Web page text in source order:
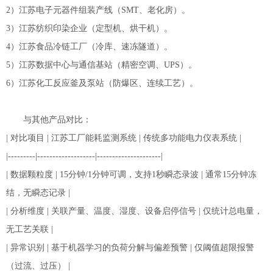
2）江苏电子元器件组装产线（SMT、老化房）。
3）江苏纺织印染企业（定型机、烘干机）。
4）江苏食品冷链工厂（冷库、速冻隧道）。
5）江苏数据中心与通信基站（精密空调、UPS）。
6）江苏化工反应釜及泵站（防爆区、连续工艺）。
与其他产品对比：
| 对比项目 | 江苏工厂能耗监测系统 | 传统多功能电力仪表系统 |
|---------|-------------------|---------------------|
| 数据颗粒度 | 15分钟/1分钟可调，支持1秒瞬态录波 | 通常15分钟冻
结，无瞬态记录 |
| 分析维度 | 关联产量、温度、湿度、设备启停信号 | 仅统计总电量，
无工艺关联 |
| 异常识别 | 基于机器学习的负荷分解与偏差预警 | 仅阈值超限报警
（过流、过压） |